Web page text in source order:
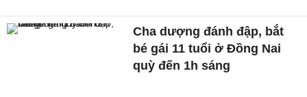
Cha dượng đánh đập, bắt
bé gái 11 tuổi ở Đồng Nai
quỳ đến 1h sáng